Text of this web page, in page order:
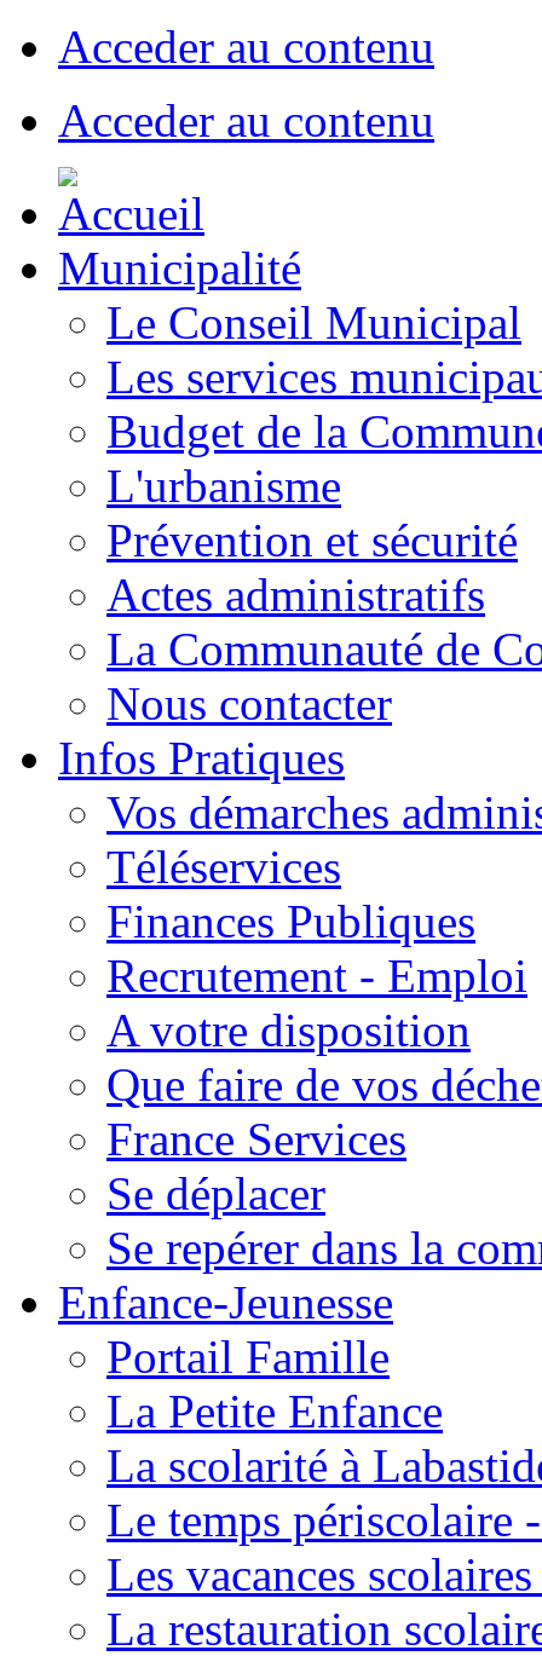
Acceder au contenu
Acceder au contenu
Municipalité
Le Conseil Municipal
Les services
Budget de la
L'urbanisme
Prévention et sécurité
Actes administratifs
La Communauté de
Nous contacter
Infos Pratiques
Vos démarches
Téléservices
Finances Publiques
Recrutement - Emploi
A votre disposition
Que faire de vos
France Services
Se déplacer
Se repérer dans la
Enfance-Jeunesse
Portail Famille
La Petite Enfance
La scolarité à
Le temps périscolaire
Les vacances
La restauration